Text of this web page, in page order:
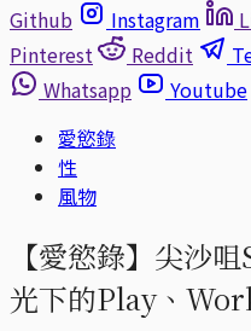
Github
Instagram
Pinterest
Reddit
Whatsapp
Youtube
愛慾錄
性
風物
【愛慾錄】尖沙
光下的Play、